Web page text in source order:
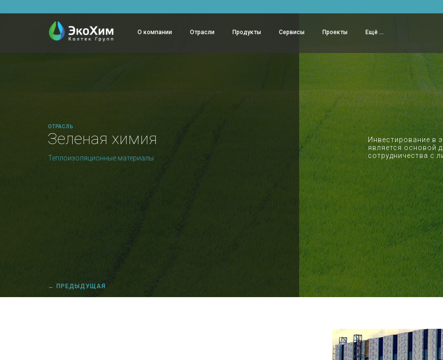
О компании Отрасли Продукты Сервисы Проекты Ещё ...
ОТРАСЛЬ
Зеленая химия
Теплоизоляционные материалы
Инвестирование в
является основой
сотрудничества с
← ПРЕДЫДУЩАЯ